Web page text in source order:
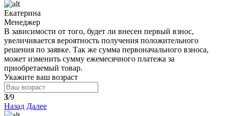
Екатерина
Менеджер
В зависимости от того, будет ли внесен первый взнос,
увеличивается вероятность получения положительного
решения по заявке. Так же сумма первоначального взноса,
может изменить сумму ежемесячного платежа за
приобретаемый товар.
Укажите ваш возраст
3/9
Назад Далее